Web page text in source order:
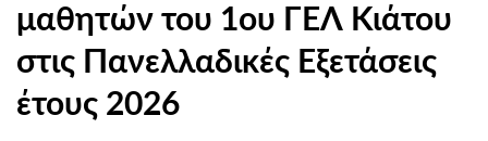
μαθητών του 1ου ΓΕΛ Κιάτου
στις Πανελλαδικές Εξετάσεις
έτους 2026